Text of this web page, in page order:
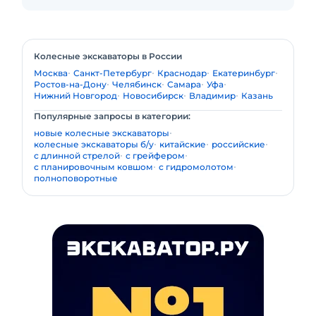
Колесные экскаваторы в России
Москва Санкт-Петербург Краснодар Екатеринбург
Ростов-на-Дону Челябинск Самара Уфа
Нижний Новгород Новосибирск Владимир Казань
Популярные запросы в категории:
новые колесные экскаваторы
колесные экскаваторы б/у китайские
российские
с длинной стрелой с грейфером
с планировочным ковшом с гидромолотом
полноповоротные